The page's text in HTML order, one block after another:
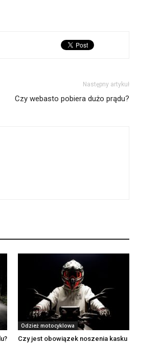
Następny artykuł
Czy webasto pobiera dużo prądu?
Odzież motocyklowa
Czy jest obowiązek noszenia kasku